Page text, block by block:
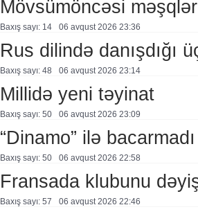
Mövsümöncəsi
Baxış sayı: 14 06 avqust 2026 23:36
Rus dilində danışdığı
Baxış sayı: 48 06 avqust 2026 23:14
Millidə yeni təyinat
Baxış sayı: 50 06 avqust 2026 23:09
“Dinamo” ilə bacarmadı
Baxış sayı: 50 06 avqust 2026 22:58
Fransada klubunu
Baxış sayı: 57 06 avqust 2026 22:46